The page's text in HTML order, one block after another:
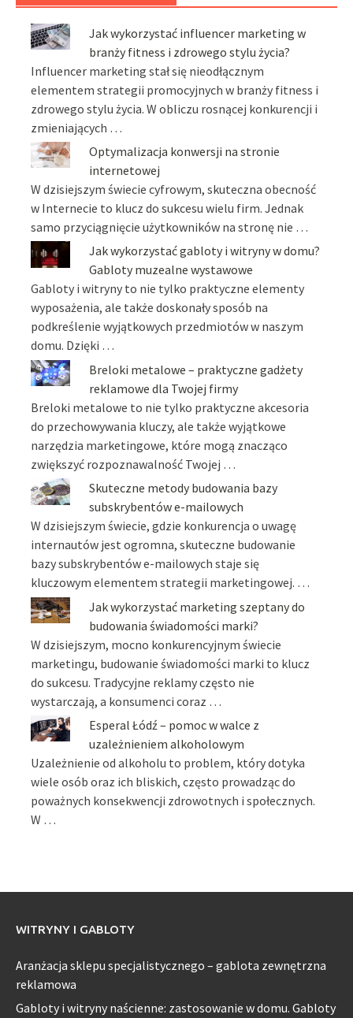
Jak wykorzystać influencer marketing w
branży fitness i zdrowego stylu życia?
Influencer marketing stał się nieodłącznym
elementem strategii promocyjnych w branży fitness i
zdrowego stylu życia. W obliczu rosnącej konkurencji i
zmieniających …
Optymalizacja konwersji na stronie
internetowej
W dzisiejszym świecie cyfrowym, skuteczna obecność
w Internecie to klucz do sukcesu wielu firm. Jednak
samo przyciągnięcie użytkowników na stronę nie …
Jak wykorzystać gabloty i witryny w domu?
Gabloty muzealne wystawowe
Gabloty i witryny to nie tylko praktyczne elementy
wyposażenia, ale także doskonały sposób na
podkreślenie wyjątkowych przedmiotów w naszym
domu. Dzięki …
Breloki metalowe – praktyczne gadżety
reklamowe dla Twojej firmy
Breloki metalowe to nie tylko praktyczne akcesoria
do przechowywania kluczy, ale także wyjątkowe
narzędzia marketingowe, które mogą znacząco
zwiększyć rozpoznawalność Twojej …
Skuteczne metody budowania bazy
subskrybentów e-mailowych
W dzisiejszym świecie, gdzie konkurencja o uwagę
internautów jest ogromna, skuteczne budowanie
bazy subskrybentów e-mailowych staje się
kluczowym elementem strategii marketingowej. …
Jak wykorzystać marketing szeptany do
budowania świadomości marki?
W dzisiejszym, mocno konkurencyjnym świecie
marketingu, budowanie świadomości marki to klucz
do sukcesu. Tradycyjne reklamy często nie
wystarczają, a konsumenci coraz …
Esperal Łódź – pomoc w walce z
uzależnieniem alkoholowym
Uzależnienie od alkoholu to problem, który dotyka
wiele osób oraz ich bliskich, często prowadząc do
poważnych konsekwencji zdrowotnych i społecznych.
W …
WITRYNY I GABLOTY
Aranżacja sklepu specjalistycznego – gablota zewnętrzna
reklamowa
Gabloty i witryny naścienne: zastosowanie w domu. Gabloty